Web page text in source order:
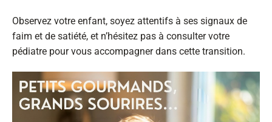
Observez votre enfant, soyez attentifs à ses signaux de
faim et de satiété, et n’hésitez pas à consulter votre
pédiatre pour vous accompagner dans cette transition.